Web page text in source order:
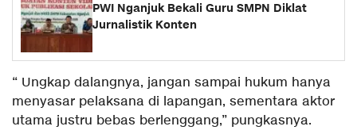
PWI Nganjuk Bekali Guru SMPN Diklat
Jurnalistik Konten
“ Ungkap dalangnya, jangan sampai hukum hanya
menyasar pelaksana di lapangan, sementara aktor
utama justru bebas berlenggang,” pungkasnya.